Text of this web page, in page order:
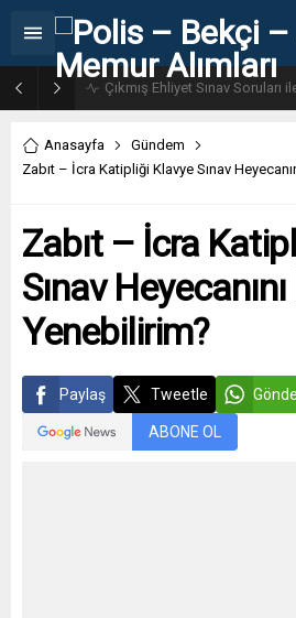
Anasayfa
Gündem
Zabıt – İcra Katipliği Klavye Sınav
Zabıt – İcra
Sınav Heyecanını
Yenebilirim?
Paylaş Tweetle
ABONE OL